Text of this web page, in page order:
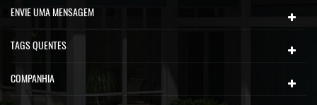
ENVIE UMA MENSAGEM
TAGS QUENTES
COMPANHIA